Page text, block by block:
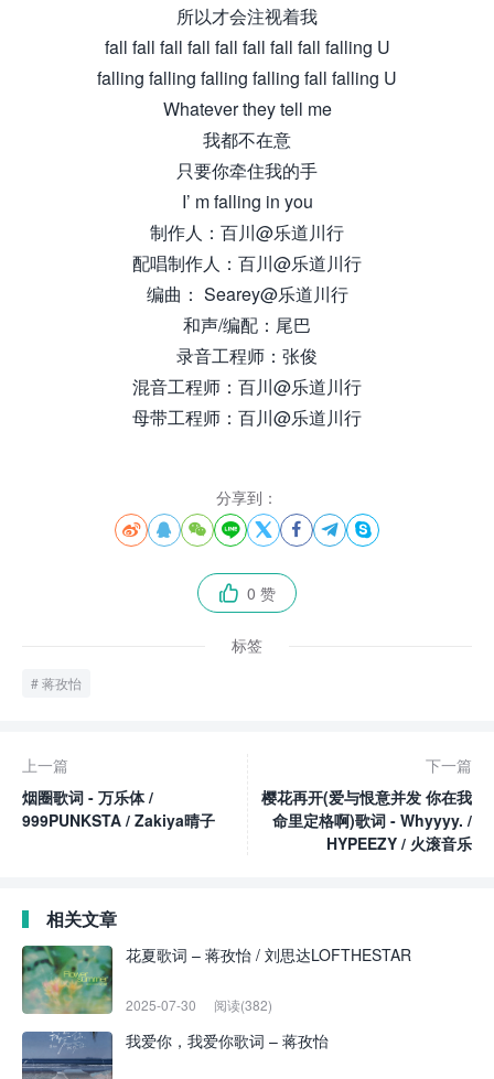
所以才会注视着我
fall fall fall fall fall fall fall fall falling U
falling falling falling falling fall falling U
Whatever they tell me
我都不在意
只要你牵住我的手
I’ m falling in you
制作人：百川@乐道川行
配唱制作人：百川@乐道川行
编曲： Searey@乐道川行
和声/编配：尾巴
录音工程师：张俊
混音工程师：百川@乐道川行
母带工程师：百川@乐道川行
分享到：
       
 0 赞
标签
蒋孜怡
上一篇
烟圈歌词 - 万乐体 /
999PUNKSTA / Zakiya晴子
下一篇
樱花再开(爱与恨意并发 你在我
命里定格啊)歌词 - Whyyyy. /
HYPEEZY / 火滚音乐
相关文章
花夏歌词 – 蒋孜怡 / 刘思达LOFTHESTAR
2025-07-30 阅读(382)
我爱你，我爱你歌词 – 蒋孜怡